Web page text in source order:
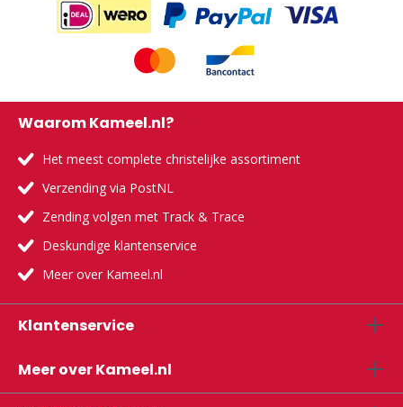
Waarom Kameel.nl?
Het meest complete christelijke assortiment
Verzending via PostNL
Zending volgen met Track & Trace
Deskundige klantenservice
Meer over Kameel.nl
Klantenservice
Meer over Kameel.nl